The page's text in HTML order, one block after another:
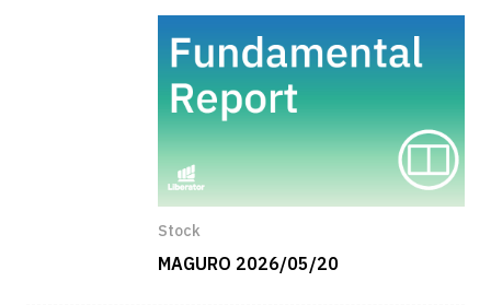
Stock
MAGURO 2026/05/20